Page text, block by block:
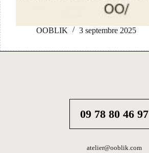
OOBLIK 3 septembre 2025
09 78 80 46 97
atelier@ooblik.com